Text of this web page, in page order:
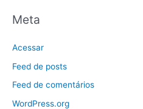
Meta
Acessar
Feed de posts
Feed de comentários
WordPress.org